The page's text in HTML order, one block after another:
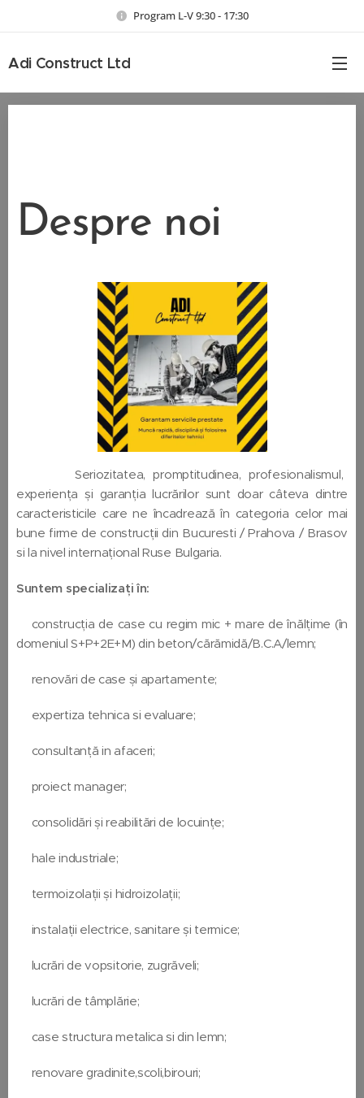
Program L-V 9:30 - 17:30
Adi Construct Ltd
Despre noi
👷🏼Seriozitatea, promptitudinea, profesionalismul,
experiența și garanția lucrărilor sunt doar câteva dintre
caracteristicile care ne încadrează în categoria celor mai
bune firme de construcții din Bucuresti / Prahova / Brasov
si la nivel internațional Ruse Bulgaria.
Suntem specializați în:
➡️construcția de case cu regim mic + mare de înălțime (în
domeniul S+P+2E+M) din beton/cărămidă/B.C.A/lemn;
➡️renovări de case și apartamente;
➡️expertiza tehnica si evaluare;
➡️consultanță in afaceri;
➡️proiect manager;
➡️consolidări și reabilitări de locuințe;
➡️hale industriale;
➡️termoizolații și hidroizolații;
➡️instalații electrice, sanitare și termice;
➡️lucrări de vopsitorie, zugrăveli;
➡️lucrări de tâmplărie;
➡️case structura metalica si din lemn;
➡️renovare gradinite,scoli,birouri;